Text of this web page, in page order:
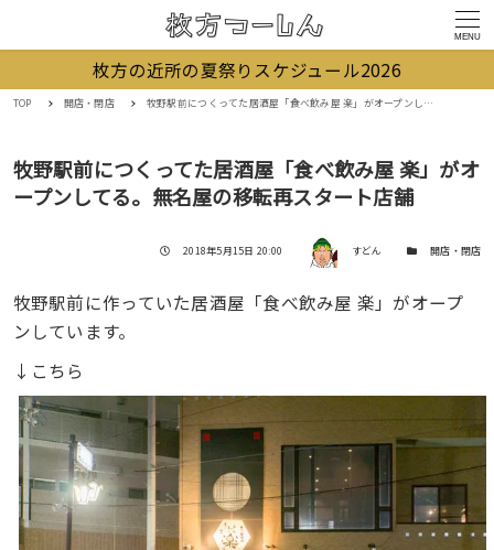
MENU
枚方の近所の夏祭りスケジュール2026
TOP 開店・閉店 牧野駅前につくってた居酒屋「食べ飲み屋 楽」がオープンしてる。無名屋の移転再スタート店舗
牧野駅前につくってた居酒屋「食べ飲み屋 楽」がオ
ープンしてる。無名屋の移転再スタート店舗
投稿日
2018年5月15日 20:00 著者 すどん カテゴリー開店・閉店
牧野駅前に作っていた居酒屋「食べ飲み屋 楽」がオープ
ンしています。
↓こちら